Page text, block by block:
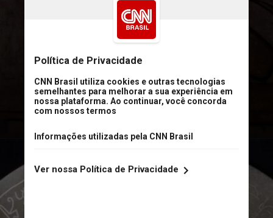
última tumba perdida dos reis da
18ª dinastia do Egito, e a primeira
tumba real descoberta desde a do
Rei Tutancâmon em 1922
ministério